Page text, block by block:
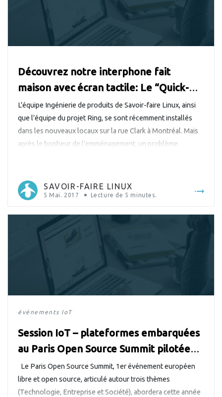
Découvrez notre interphone fait
maison avec écran tactile: Le “Quick-
Phone”
L’équipe Ingénierie de produits de Savoir-faire Linux, ainsi
que l’équipe du projet Ring, se sont récemment installés
dans les nouveaux locaux sur la rue Clark à Montréal. Mais
après le bonheur de l’emménagement, un problème
[…]
SAVOIR-FAIRE LINUX
5 Mai. 2017 Lecture de 5 minutes.
événements IoT
Session IoT – plateformes embarquées
au Paris Open Source Summit pilotée
par l’équipe Savoir-faire Linux
Le Paris Open Source Summit, 1er événement européen
libre et open source, articulé autour trois thèmes
(Technologie, Entreprise et Société), abordera cette année